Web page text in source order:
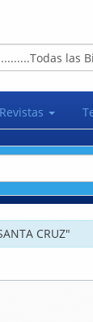
Revistas
CRUZ"